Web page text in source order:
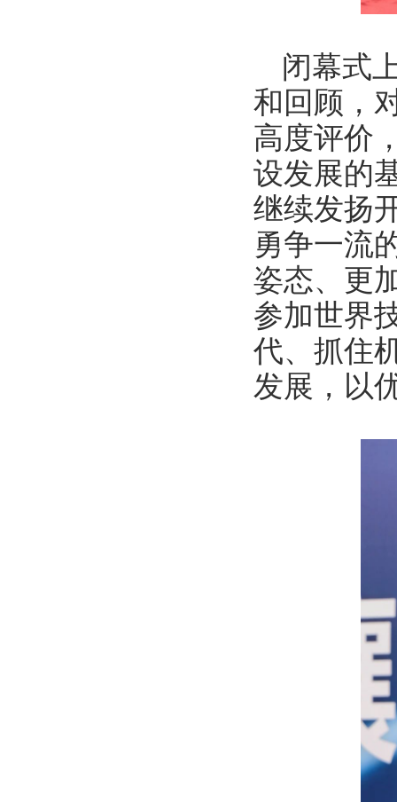
闭幕式
和回顾，
高度评价
设发展的
继续发扬
勇争一流
姿态、更
参加世界
代、抓住
发展，以